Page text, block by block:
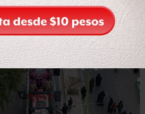
incluyen una clínica, una